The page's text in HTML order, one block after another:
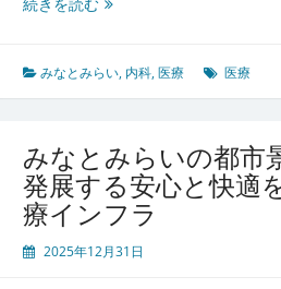
続きを読む
み
ら
進
化
す
る
都
みなとみらい, 内科,医療 医療
みなとみらいの都市
発展する安心と快適
療インフラ
2025年12月31日